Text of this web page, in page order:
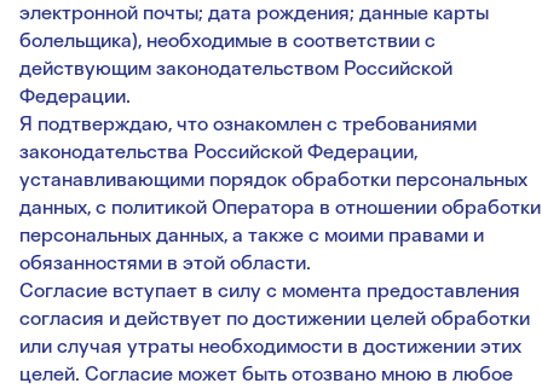
электронной почты; дата рождения; данные карты
болельщика), необходимые в соответствии с
действующим законодательством Российской
Федерации.
Я подтверждаю, что ознакомлен с требованиями
законодательства Российской Федерации,
устанавливающими порядок обработки персональных
данных, с политикой Оператора в отношении обработки
персональных данных, а также с моими правами и
обязанностями в этой области.
Согласие вступает в силу с момента предоставления
согласия и действует по достижении целей обработки
или случая утраты необходимости в достижении этих
целей. Согласие может быть отозвано мною в любое